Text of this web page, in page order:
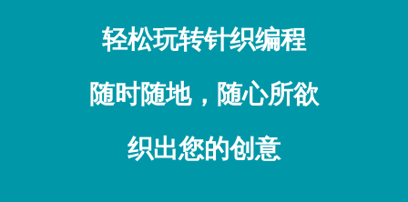
轻松玩转针织编程
随时随地，随心所欲
织出您的创意